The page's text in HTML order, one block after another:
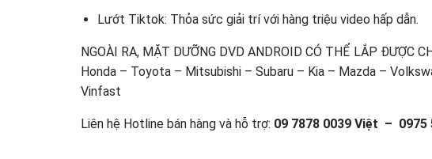
Lướt Tiktok: Thỏa sức giải trí với hàng triệu video hấp dẫn.
NGOÀI RA, MẶT DƯỠNG DVD ANDROID CÓ THỂ LẮP ĐƯỢC
Honda – Toyota – Mitsubishi – Subaru – Kia – Mazda –
Vinfast
Liên hệ Hotline bán hàng và hỗ trợ: 09 7878 0039 Việt – 0975